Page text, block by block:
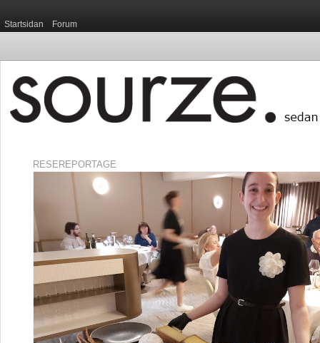
Startsidan Forum
RESEREPORTAGE